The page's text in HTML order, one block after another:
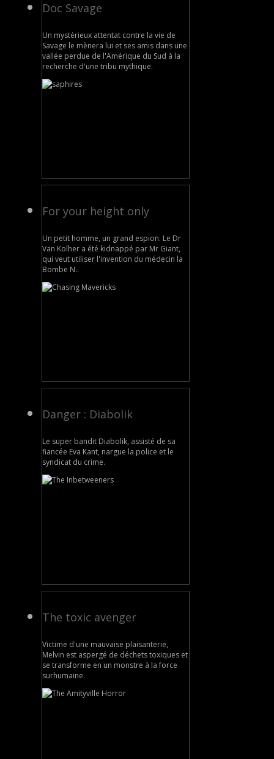
Doc Savage
Un mystérieux attentat contre la vie de
Savage le mènera lui et ses amis dans une
vallée perdue de l'Amérique du Sud à la
recherche d'une tribu mythique.
For your height only
Un petit homme, un grand espion. Le Dr
Van Kolher a été kidnappé par Mr Giant,
qui veut utiliser l'invention du médecin la
Bombe N..
Danger : Diabolik
Le super bandit Diabolik, assisté de sa
fiancée Eva Kant, nargue la police et le
syndicat du crime.
The toxic avenger
Victime d'une mauvaise plaisanterie,
Melvin est aspergé de déchets toxiques et
se transforme en un monstre à la force
surhumaine.